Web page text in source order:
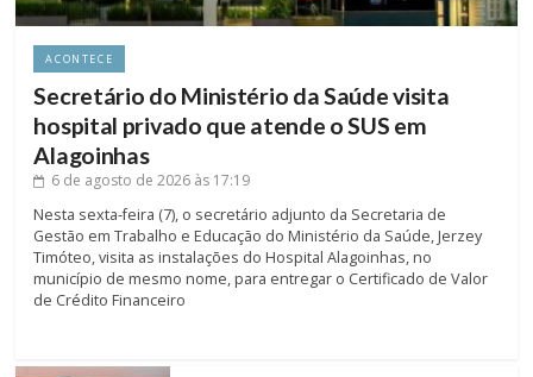
ACONTECE
Secretário do Ministério da Saúde visita
hospital privado que atende o SUS em
Alagoinhas
6 de agosto de 2026 às 17:19
Nesta sexta-feira (7), o secretário adjunto da Secretaria de
Gestão em Trabalho e Educação do Ministério da Saúde, Jerzey
Timóteo, visita as instalações do Hospital Alagoinhas, no
município de mesmo nome, para entregar o Certificado de Valor
de Crédito Financeiro